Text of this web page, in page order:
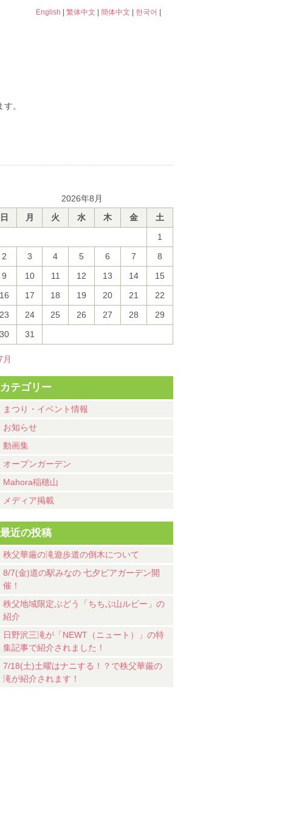
English 繁体中文 簡体中文 한국어
。
2026年8月
日
月 火 水 木 金
土
1
2
3 4 5 6 7
8
9
10 11 12 13 14
15
16
17 18 19 20 21
22
23
24 25 26 27 28
29
30
31
月
カテゴリー
まつり・イベント情報
お知らせ
動画集
オープンガーデン
Mahora稲穂山
メディア掲載
最近の投稿
秩父華厳の滝遊歩道の倒木について
8/7(金)道の駅みなの 七夕ビアガーデン開
催！
秩父地域限定ぶどう「ちちぶ山ルビー」の
紹介
日野沢三滝が「NEWT（ニュート）」の特
集記事で紹介されました！
7/18(土)土曜はナニする！？で秩父華厳の
滝が紹介されます！